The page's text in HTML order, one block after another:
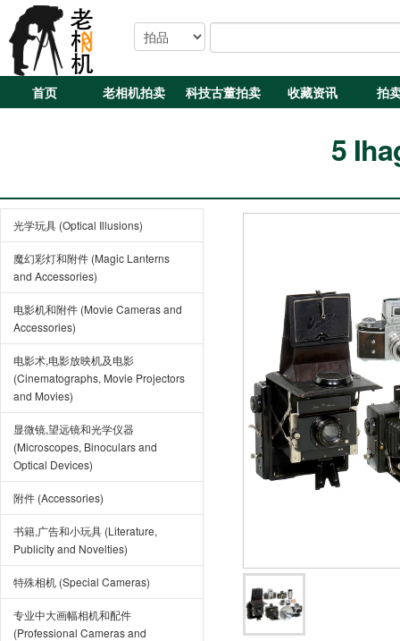
首页 老相机拍卖 科技古董拍卖 收藏资讯 拍
5
光学玩具 (Optical Illusions)
魔幻彩灯和附件 (Magic Lanterns
and Accessories)
电影机和附件 (Movie Cameras and
Accessories)
电影术,电影放映机及电影
(Cinematographs, Movie Projectors
and Movies)
显微镜,望远镜和光学仪器
(Microscopes, Binoculars and
Optical Devices)
附件 (Accessories)
书籍,广告和小玩具 (Literature,
Publicity and Novelties)
特殊相机 (Special Cameras)
专业中大画幅相机和配件
(Professional Cameras and